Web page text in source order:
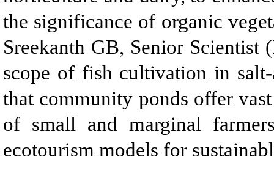
the significance of organic
Sreekanth GB, Senior Scientist
scope of fish cultivation in salt-
that community ponds offer
of small and marginal
ecotourism models for